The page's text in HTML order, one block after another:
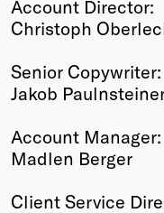
Account Director:
Christoph
Senior Copywriter:
Jakob
Account Manager:
Madlen Berger
Client Service